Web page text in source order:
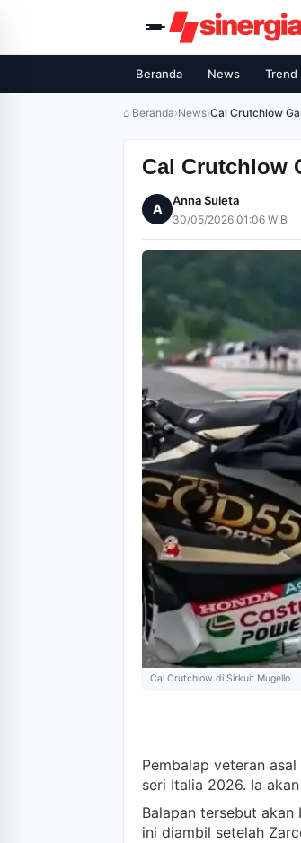
Beranda News Trend
⌂ Beranda›News›Cal Crutchlow
Cal Crutchlow
A
Anna Suleta
30/05/2026 01:06 WIB
Cal Crutchlow di Sirkuit Mugello
Pembalap veteran asal
seri Italia 2026. Ia
Balapan tersebut
ini diambil setelah